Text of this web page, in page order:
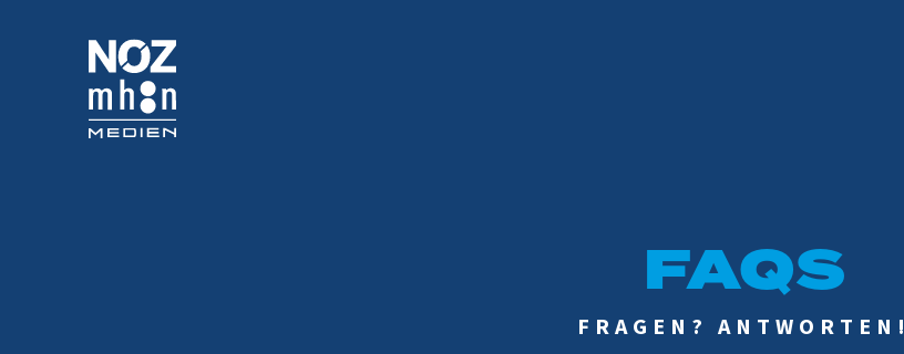
FAQS
FRAGEN? ANTWORTEN!